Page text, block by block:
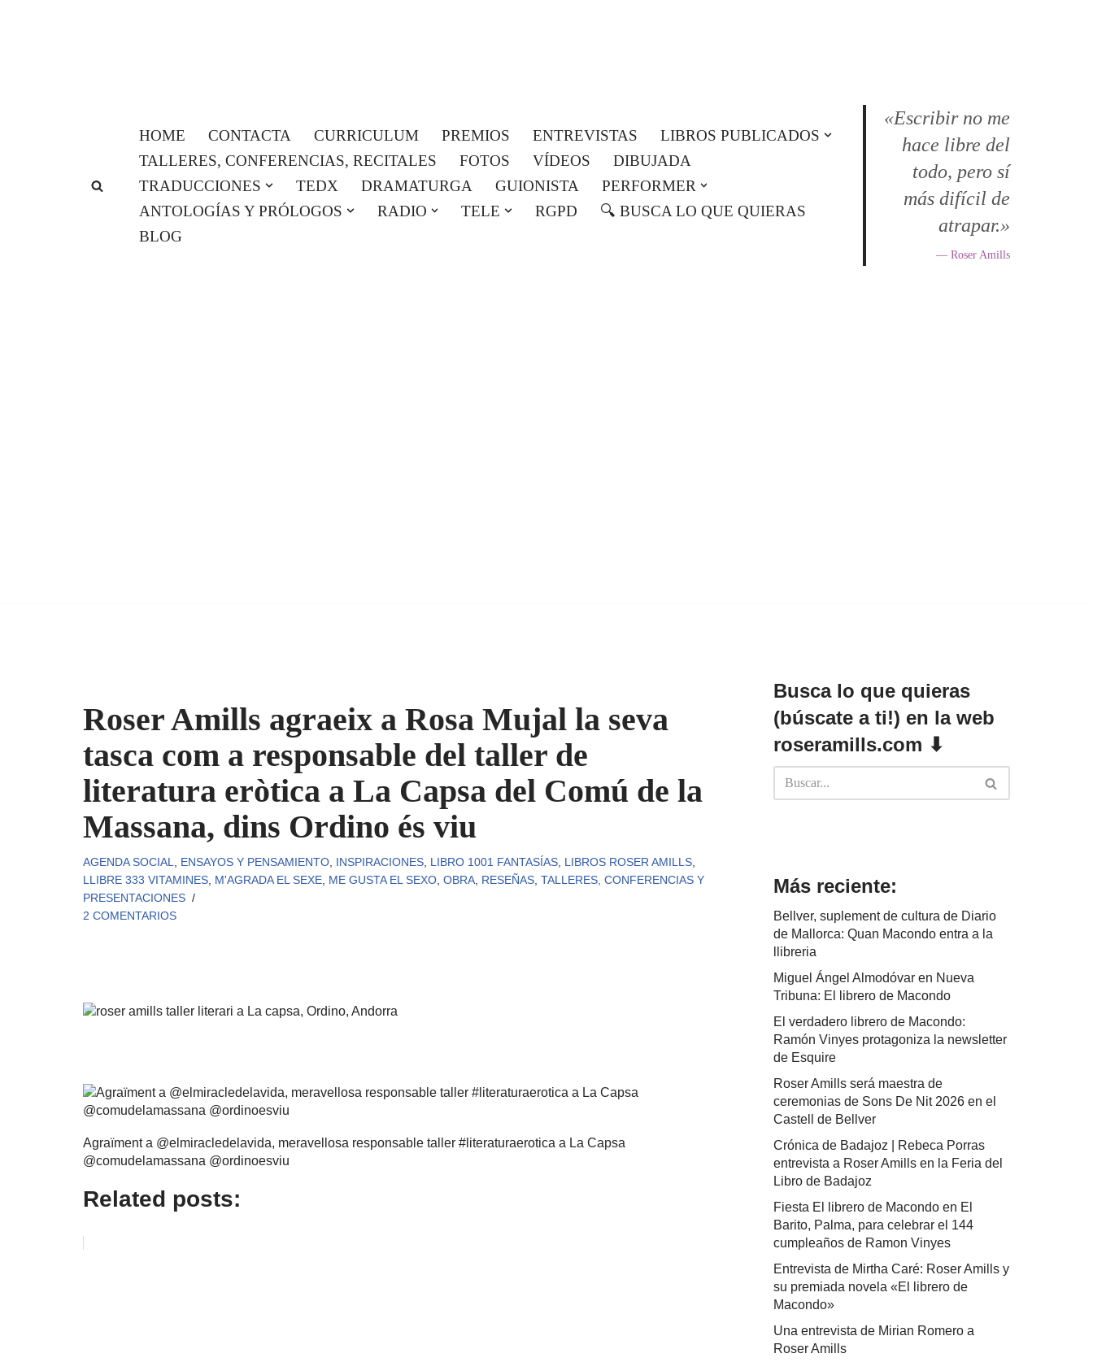
HOME CONTACTA CURRICULUM PREMIOS ENTREVISTAS
LIBROS PUBLICADOS
TALLERES, CONFERENCIAS, RECITALES
FOTOS VÍDEOS
DIBUJADA
TRADUCCIONES
TEDX DRAMATURGA GUIONISTA
PERFORMER
ANTOLOGÍAS Y PRÓLOGOS
RADIO TELE RGPD
🔍 BUSCA LO QUE QUIERAS
BLOG
«Escribir no me
hace libre del
todo, pero sí
más difícil de
atrapar.»
— Roser Amills
Roser Amills agraeix a Rosa Mujal la seva
tasca com a responsable del taller de
literatura eròtica a La Capsa del Comú de la
Massana, dins Ordino és viu
AGENDA SOCIAL ENSAYOS Y PENSAMIENTO INSPIRACIONES LIBRO 1001 FANTASÍAS LIBROS ROSER AMILLS
LLIBRE 333 VITAMINES M'AGRADA EL SEXE ME GUSTA EL SEXO OBRA RESEÑAS TALLERES, CONFERENCIAS Y
PRESENTACIONES
2 COMENTARIOS
Agraïment a @elmiracledelavida, meravellosa responsable taller #literaturaerotica a La Capsa
@comudelamassana @ordinoesviu
Related posts:
Busca lo que quieras
(búscate a ti!) en la web
roseramills.com ⬇
Más reciente:
Bellver, suplement de cultura de Diario
de Mallorca: Quan Macondo entra a la
llibreria
Miguel Ángel Almodóvar en Nueva
Tribuna: El librero de Macondo
El verdadero librero de Macondo:
Ramón Vinyes protagoniza la newsletter
de Esquire
Roser Amills será maestra de
ceremonias de Sons De Nit 2026 en el
Castell de Bellver
Crónica de Badajoz | Rebeca Porras
entrevista a Roser Amills en la Feria del
Libro de Badajoz
Fiesta El librero de Macondo en El
Barito, Palma, para celebrar el 144
cumpleaños de Ramon Vinyes
Entrevista de Mirtha Caré: Roser Amills y
su premiada novela «El librero de
Macondo»
Una entrevista de Mirian Romero a
Roser Amills